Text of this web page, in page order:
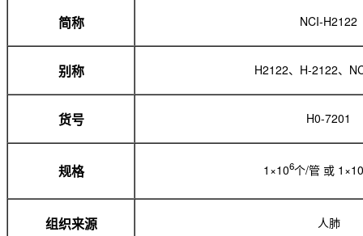
简称 NCI-H2122
别称 H2122、H-2122、
货号 H0-7201
规格 1×106个/管 或 1×10
组织来源 人肺